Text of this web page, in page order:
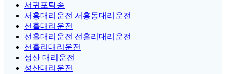
서귀포탁송
서홍대리운전 서홍동대리운전
선흘대리운전
선흘대리운전 선흘리대리운전
선흘리대리운전
성산 대리운전
성산대리운전